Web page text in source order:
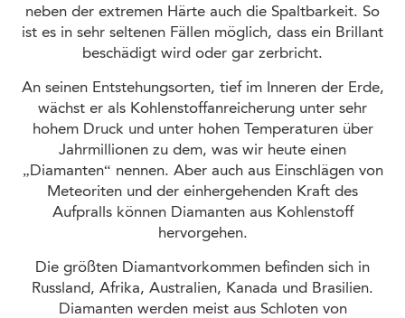
neben der extremen Härte auch die Spaltbarkeit. So
ist es in sehr seltenen Fällen möglich, dass ein Brillant
beschädigt wird oder gar zerbricht.
An seinen Entstehungsorten, tief im Inneren der Erde,
wächst er als Kohlenstoffanreicherung unter sehr
hohem Druck und unter hohen Temperaturen über
Jahrmillionen zu dem, was wir heute einen
„Diamanten“ nennen. Aber auch aus Einschlägen von
Meteoriten und der einhergehenden Kraft des
Aufpralls können Diamanten aus Kohlenstoff
hervorgehen.
Die größten Diamantvorkommen befinden sich in
Russland, Afrika, Australien, Kanada und Brasilien.
Diamanten werden meist aus Schloten von